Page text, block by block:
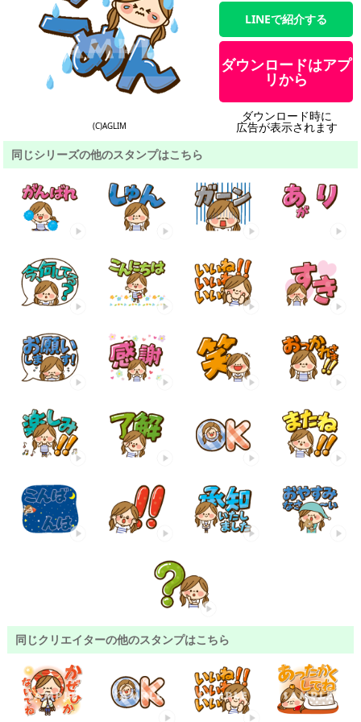
(C)AGLIM
LINEで紹介する
ダウンロードはアプ
リから
ダウンロード時に
広告が表示されます
同じシリーズの他のスタンプはこちら
同じクリエイターの他のスタンプはこちら